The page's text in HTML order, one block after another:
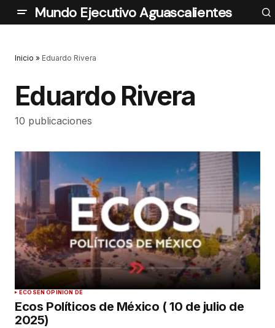
Mundo Ejecutivo Aguascalientes
Inicio » Eduardo Rivera
Eduardo Rivera
10 publicaciones
ECOSEN OPINIÓN DE
Ecos Políticos de México ( 10 de julio de
2025)